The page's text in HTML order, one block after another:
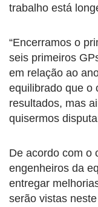
trabalho está
“Encerramos o
seis primeiros
em relação ao
equilibrado que o
resultados, mas
quisermos
De acordo com o
engenheiros da
entregar
serão vistas